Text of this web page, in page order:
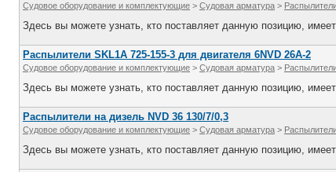
Судовое оборудование и комплектующие > Судовая арматура >
Здесь вы можете узнать, кто поставляет данную позицию,
Распылители SKL1A 725-155-3 для двигателя 6NVD 26A-2
Судовое оборудование и комплектующие > Судовая арматура >
Здесь вы можете узнать, кто поставляет данную позицию,
Распылители на дизель NVD 36 130/7/0,3
Судовое оборудование и комплектующие > Судовая арматура >
Здесь вы можете узнать, кто поставляет данную позицию,